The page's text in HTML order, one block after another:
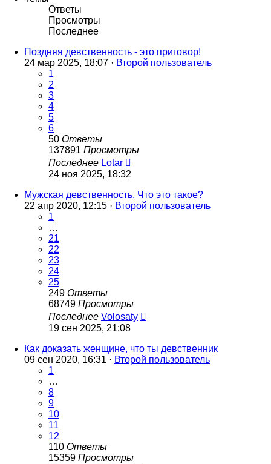
Ответы
Просмотры
Последнее
Поздняя девственность - это приговор!
24 мар 2025, 18:07 · Второй пользователь
1
2
3
4
5
6
50 Ответы
137891 Просмотры
Последнее Lotar
24 ноя 2025, 18:32
Мужская девственность. Что это такое?
22 апр 2020, 12:15 · Второй пользователь
1
…
21
22
23
24
25
249 Ответы
68749 Просмотры
Последнее Volosaty
19 сен 2025, 21:08
Как доказать женщине, что ты девственник
09 сен 2020, 16:31 · Второй пользователь
1
…
8
9
10
11
12
110 Ответы
15359 Просмотры